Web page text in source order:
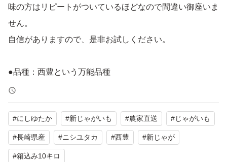
味の方はリピートがついているほどなので間違い御座いま
せん。
自信がありますので、是非お試しください。
●品種：西豊という万能品種
水分が多く、みずみずしいお芋です。
ポテトサラダ、コロッケ、肉じゃが等にオススメです。
煮崩れのしにくいのも特徴です。
●size：Sから２L
#にしゆたか #新じゃがいも #農家直送 #じゃがいも
#長崎県産 #ニシユタカ #西豊 #新じゃが
#箱込み10キロ